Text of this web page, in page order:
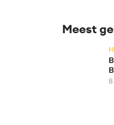
Meest
BEAM x
8